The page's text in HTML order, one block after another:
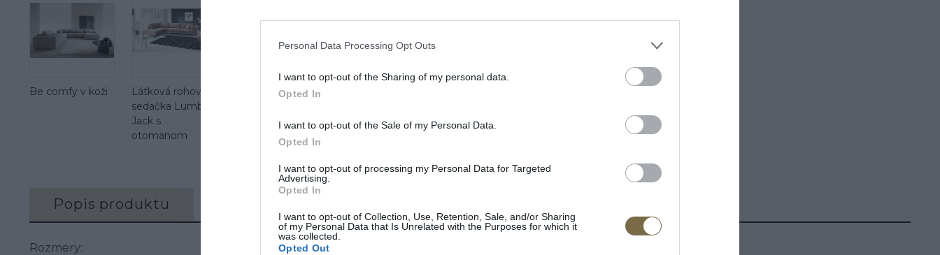
Personal Data Processing Opt Outs
I want to opt-out of the Sharing of my personal data.
Opted In
I want to opt-out of the Sale of my Personal Data.
Opted In
I want to opt-out of processing my Personal Data for Targeted
Advertising.
Opted In
I want to opt-out of Collection, Use, Retention, Sale, and/or Sharing
of my Personal Data that Is Unrelated with the Purposes for which it
was collected.
Opted Out
Be comfy v koži
Látková rohová
sedačka Lumber
Jack s
otomanom
Popis produktu
Rozmery: